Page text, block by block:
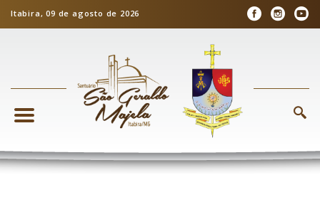
Itabira, 09 de agosto de 2026